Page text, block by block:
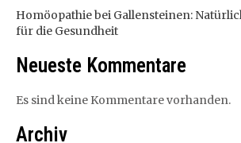
Homöopathie bei Gallensteinen:
für die Gesundheit
Neueste Kommentare
Es sind keine Kommentare vorhanden.
Archiv